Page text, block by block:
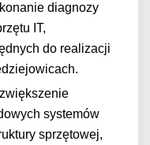
diagnozy
IT,
do realizacji
zwiększenie
systemów
sprzętowej,